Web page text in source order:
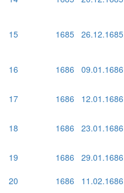
15 1685 26.12.1685
16 1686 09.01.1686
17 1686 12.01.1686
18 1686 23.01.1686
19 1686 29.01.1686
20
1686 11.02.1686